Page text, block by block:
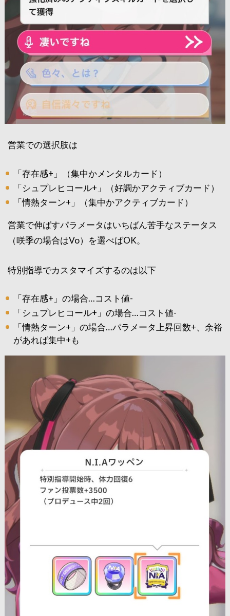
営業での選択肢は
「存在感+」（集中かメンタルカード）
「シュプレヒコール+」（好調かアクティブカード）
「情熱ターン+」（集中かアクティブカード）
営業で伸ばすパラメータはいちばん苦手なステータス
（咲季の場合はVo）を選べばOK。
特別指導でカスタマイズするのは以下
「存在感+」の場合…コスト値-
「シュプレヒコール+」の場合…コスト値-
「情熱ターン+」の場合…パラメータ上昇回数+、余裕
があれば集中+も